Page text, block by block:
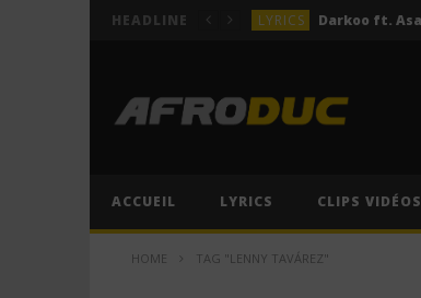
HEADLINE LYRICS
ACTUALITÉS
LYRICS
ACCUEIL LYRICS CLIPS VIDÉOS
HOME TAG "LENNY TAVÁREZ"